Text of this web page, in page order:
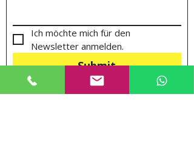
Ich möchte mich für den
Newsletter anmelden.
Submit